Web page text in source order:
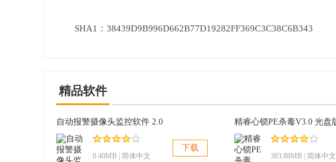
SHA1：38439D9B996D662B77D19282FF369C3C38C6B343
精品软件
自动报警摄像头监控软件 2.0
0.40MB | 简体中文
下载
383.88MB | 简体中文